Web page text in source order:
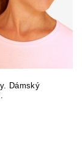
Dámský